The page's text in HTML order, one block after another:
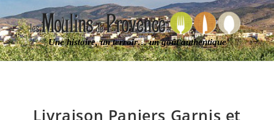
Une histoire, un terroir… un goût authentique
Livraison Paniers Garnis et